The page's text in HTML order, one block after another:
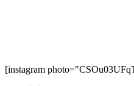
[instagram